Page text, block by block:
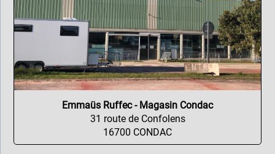
Emmaüs Ruffec - Magasin Condac
31 route de Confolens
16700 CONDAC